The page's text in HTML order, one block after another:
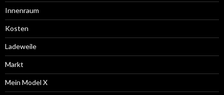
Innenraum
Kosten
Ladeweile
Markt
Mein Model X